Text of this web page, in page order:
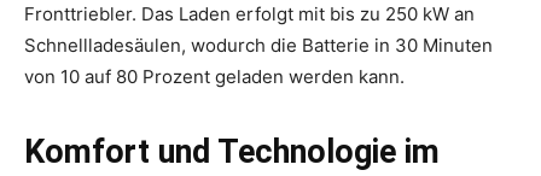
Fronttriebler. Das Laden erfolgt mit bis zu 250 kW an
Schnellladesäulen, wodurch die Batterie in 30 Minuten
von 10 auf 80 Prozent geladen werden kann.
Komfort und Technologie im